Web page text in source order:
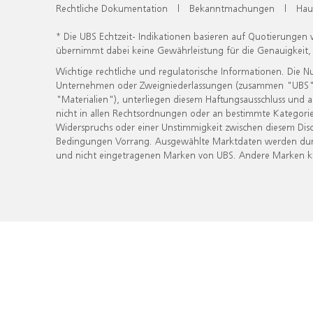
Rechtliche Dokumentation | Bekanntmachungen |
* Die UBS Echtzeit- Indikationen basieren auf
übernimmt dabei keine Gewährleistung für die
Wichtige rechtliche und regulatorische Informationen. Die
Unternehmen oder Zweigniederlassungen (zusammen
"Materialien"), unterliegen diesem Haftungsausschluss
nicht in allen Rechtsordnungen oder an bestimmte
Widerspruchs oder einer Unstimmigkeit zwischen diesem
Bedingungen Vorrang. Ausgewählte Marktdaten werden
und nicht eingetragenen Marken von UBS. Andere Marken